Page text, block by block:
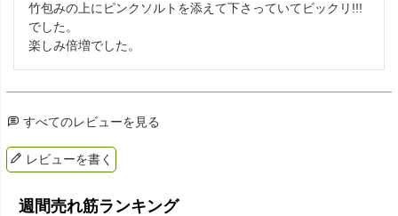
竹包みの上にピンクソルトを添えて下さっていてビックリ!!!
でした。
楽しみ倍増でした。
すべてのレビューを見る
レビューを書く